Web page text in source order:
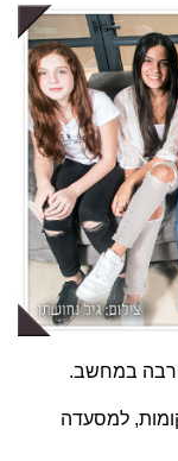
הרבה במחשב.
למסעדה